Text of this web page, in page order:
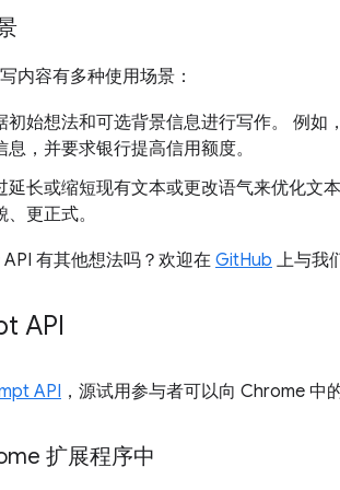
内容有多种使用场景：
初始想法和可选背景信息进行写作。 例
息，并要求银行提高信用额度。
延长或缩短现有文本或更改语气来优化文
、更正式。
有其他想法吗？欢迎在 GitHub 上与我
API
API ，源试用参与者可以向 Chrome 中
扩展程序中